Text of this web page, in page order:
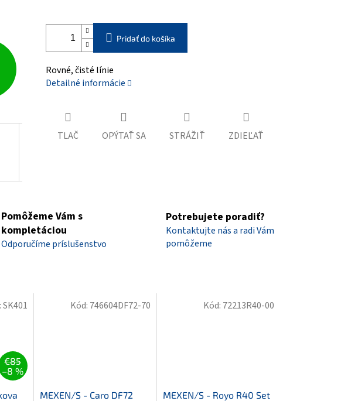
Pridať do košíka
Rovné, čisté línie
Detailné informácie
TLAČ OPÝTAŤ SA STRÁŽIŤ ZDIEĽAŤ
Pomôžeme Vám s
kompletáciou
Odporučíme príslušenstvo
Potrebujete poradiť?
Kontaktujte nás a radi Vám
pomôžeme
€85
–8 %
SK401
MEXEN/S - Caro DF72
Kód: 746604DF72-70
MEXEN/S - Royo R40 Set
Kód: 72213R40-00